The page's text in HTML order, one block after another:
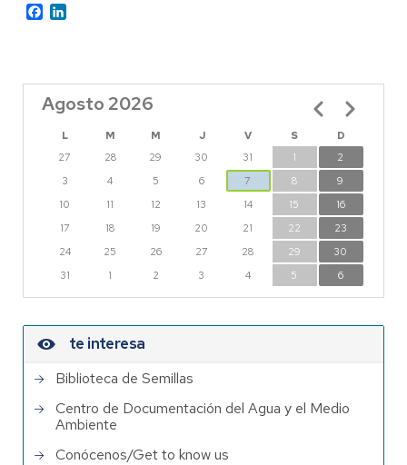
Facebook
Agosto 2026
L M M J V S
D
27
28 29 30 31 1
2
3
4 5 6 7 8
9
10
11 12 13 14 15
16
17
18 19 20 21 22
23
24
25 26 27 28 29
30
31
1 2 3 4 5 6
Paginación
te interesa
Biblioteca de Semillas
Centro de Documentación del Agua y el Medio
Ambiente
Conócenos/Get to know us